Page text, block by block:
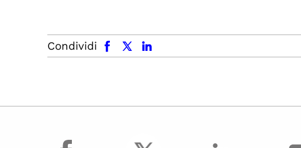
Condividi
facebook x.com linkedin
facebook